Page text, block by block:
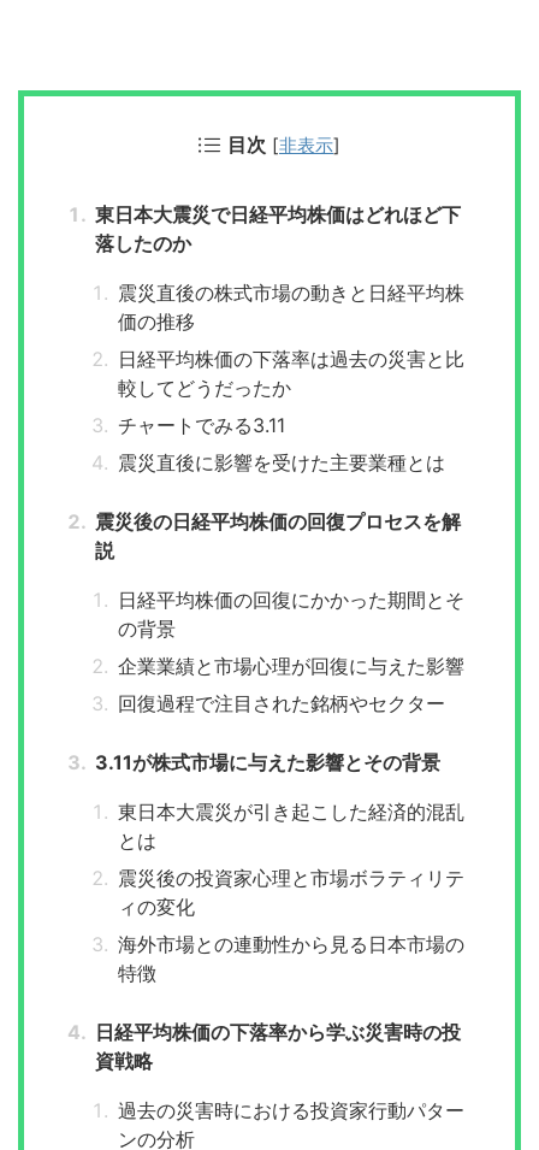
目次 [非表示]
東日本大震災で日経平均株価はどれほど下
落したのか
震災直後の株式市場の動きと日経平均株
価の推移
日経平均株価の下落率は過去の災害と比
較してどうだったか
チャートでみる3.11
震災直後に影響を受けた主要業種とは
震災後の日経平均株価の回復プロセスを解
説
日経平均株価の回復にかかった期間とそ
の背景
企業業績と市場心理が回復に与えた影響
回復過程で注目された銘柄やセクター
3.11が株式市場に与えた影響とその背景
東日本大震災が引き起こした経済的混乱
とは
震災後の投資家心理と市場ボラティリテ
ィの変化
海外市場との連動性から見る日本市場の
特徴
日経平均株価の下落率から学ぶ災害時の投
資戦略
過去の災害時における投資家行動パター
ンの分析